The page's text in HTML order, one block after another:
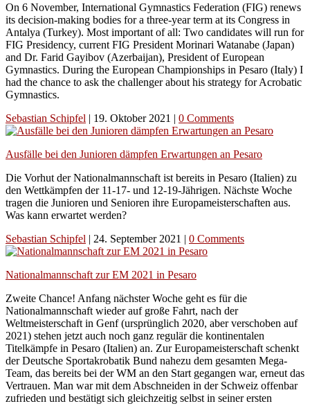
On 6 November, International Gymnastics Federation (FIG) renews
its decision-making bodies for a three-year term at its Congress in
Antalya (Turkey). Most important of all: Two candidates will run for
FIG Presidency, current FIG President Morinari Watanabe (Japan)
and Dr. Farid Gayibov (Azerbaijan), President of European
Gymnastics. During the European Championships in Pesaro (Italy) I
had the chance to ask the challenger about his strategy for Acrobatic
Gymnastics.
Sebastian Schipfel | 19. Oktober 2021 | 0 Comments
Ausfälle bei den Junioren dämpfen Erwartungen an Pesaro
Die Vorhut der Nationalmannschaft ist bereits in Pesaro (Italien) zu
den Wettkämpfen der 11-17- und 12-19-Jährigen. Nächste Woche
tragen die Junioren und Senioren ihre Europameisterschaften aus.
Was kann erwartet werden?
Sebastian Schipfel | 24. September 2021 | 0 Comments
Nationalmannschaft zur EM 2021 in Pesaro
Zweite Chance! Anfang nächster Woche geht es für die
Nationalmannschaft wieder auf große Fahrt, nach der
Weltmeisterschaft in Genf (ursprünglich 2020, aber verschoben auf
2021) stehen jetzt auch noch ganz regulär die kontinentalen
Titelkämpfe in Pesaro (Italien) an. Zur Europameisterschaft schenkt
der Deutsche Sportakrobatik Bund nahezu dem gesamten Mega-
Team, das bereits bei der WM an den Start gegangen war, erneut das
Vertrauen. Man war mit dem Abschneiden in der Schweiz offenbar
zufrieden und bestätigt sich gleichzeitig selbst in seiner ersten